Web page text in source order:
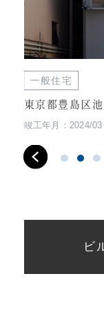
一般住宅
東京都豊島区
竣工年月：2024/03
ビ